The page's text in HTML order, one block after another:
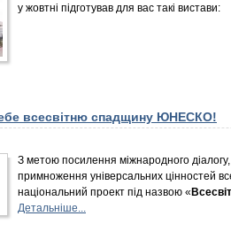
у жовтні підготував для вас такі вистави:
всесвітню спадщину ЮНЕСКО!
З метою посилення міжнародного
примноження універсальних цінностей
національний проект під назвою «
Детальніше...